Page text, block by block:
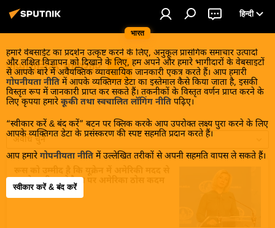
भारत
हिन्दी
हमारे वेबसाईट का प्रदर्शन उत्कृष्ट करने के लिए, अनुकूल प्रासंगिक समाचार उत्पादों
और लक्षित विज्ञापन को दिखाने के लिए, हम अपने और हमारे भागीदारों के वेबसाइटों
से आपके बारे में अवैयक्तिक व्यावसायिक जानकारी एकत्र करते हैं। आप हमारी
गोपनीयता नीति में आपके व्यक्तिगत डेटा का इस्तेमाल कैसे किया जाता है, इसकी
विस्तृत रूप में जानकारी प्राप्त कर सकते हैं। तकनीकों के विस्तृत वर्णन प्राप्त करने के
लिए कृपया हमारे कूकी तथा स्वचालित लॉगिंग नीति पढ़िए।
“स्वीकार करें & बंद करें” बटन पर क्लिक करके आप उपरोक्त लक्ष्य पुरा करने के लिए
आपके व्यक्तिगत डेटा के प्रसंस्करण की स्पष्ट सहमति प्रदान करते हैं।
आप हमारे गोपनीयता नीति में उल्लेखित तरीकों से अपनी सहमति वापस ले सकते हैं।
स्वीकार करें & बंद करें
रासायनिक हथियार
अवधि चुनें
चलने वाली बायोलैब्स पर अमेरिका ठोस कदम
उठाएगा